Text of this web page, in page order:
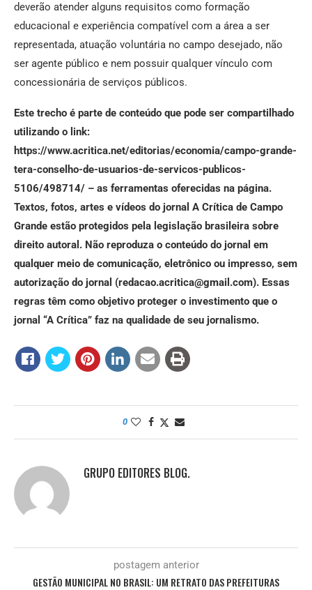
deverão atender alguns requisitos como formação
educacional e experiência compatível com a área a ser
representada, atuação voluntária no campo desejado, não
ser agente público e nem possuir qualquer vínculo com
concessionária de serviços públicos.
Este trecho é parte de conteúdo que pode ser compartilhado
utilizando o link:
https://www.acritica.net/editorias/economia/campo-grande-
tera-conselho-de-usuarios-de-servicos-publicos-
5106/498714/ – as ferramentas oferecidas na página.
Textos, fotos, artes e vídeos do jornal A Crítica de Campo
Grande estão protegidos pela legislação brasileira sobre
direito autoral. Não reproduza o conteúdo do jornal em
qualquer meio de comunicação, eletrônico ou impresso, sem
autorização do jornal (redacao.acritica@gmail.com). Essas
regras têm como objetivo proteger o investimento que o
jornal “A Crítica” faz na qualidade de seu jornalismo.
0
GRUPO EDITORES BLOG.
postagem anterior
GESTÃO MUNICIPAL NO BRASIL: UM RETRATO DAS PREFEITURAS